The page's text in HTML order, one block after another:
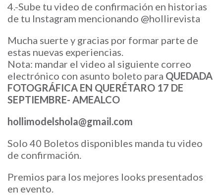
4.-Sube tu video de confirmación en historias
de tu Instagram mencionando @hollirevista
Mucha suerte y gracias por formar parte de
estas nuevas experiencias.
Nota: mandar el video al siguiente correo
electrónico con asunto boleto para QUEDADA
FOTOGRÁFICA EN QUERÉTARO 17 DE
SEPTIEMBRE- AMEALCO
hollimodelshola@gmail.com
Solo 40 Boletos disponibles manda tu video
de confirmación.
Premios para los mejores looks presentados
en evento.